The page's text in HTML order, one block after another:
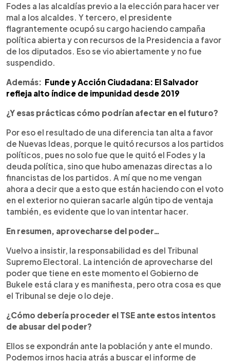
Fodes a las alcaldías previo a la elección para hacer ver
mal a los alcaldes. Y tercero, el presidente
flagrantemente ocupó su cargo haciendo campaña
política abierta y con recursos de la Presidencia a favor
de los diputados. Eso se vio abiertamente y no fue
suspendido.
Además: Funde y Acción Ciudadana: El Salvador
refleja alto índice de impunidad desde 2019
¿Y esas prácticas cómo podrían afectar en el futuro?
Por eso el resultado de una diferencia tan alta a favor
de Nuevas Ideas, porque le quitó recursos a los partidos
políticos, pues no solo fue que le quitó el Fodes y la
deuda política, sino que hubo amenazas directas a lo
financistas de los partidos. A mí que no me vengan
ahora a decir que a esto que están haciendo con el voto
en el exterior no quieran sacarle algún tipo de ventaja
también, es evidente que lo van intentar hacer.
En resumen, aprovecharse del poder…
Vuelvo a insistir, la responsabilidad es del Tribunal
Supremo Electoral. La intención de aprovecharse del
poder que tiene en este momento el Gobierno de
Bukele está clara y es manifiesta, pero otra cosa es que
el Tribunal se deje o lo deje.
¿Cómo debería proceder el TSE ante estos intentos
de abusar del poder?
Ellos se expondrán ante la población y ante el mundo.
Podemos irnos hacia atrás a buscar el informe de